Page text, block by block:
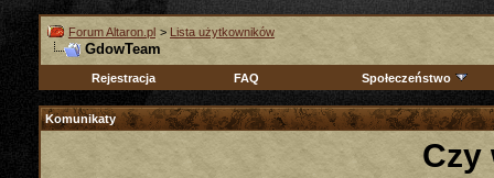
Forum Altaron.pl > Lista użytkowników
GdowTeam
Rejestracja FAQ Społeczeństwo
Komunikaty
Czy